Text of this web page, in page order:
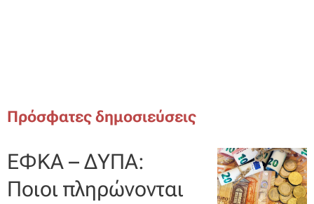
Πρόσφατες δημοσιεύσεις
ΕΦΚΑ – ΔΥΠΑ:
Ποιοι πληρώνονται